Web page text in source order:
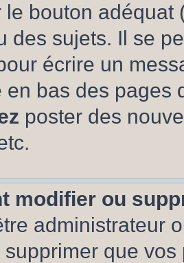
le bouton
des sujets. Il se
écrire un
en bas des pages
poster des
modifier ou
administrateur
que